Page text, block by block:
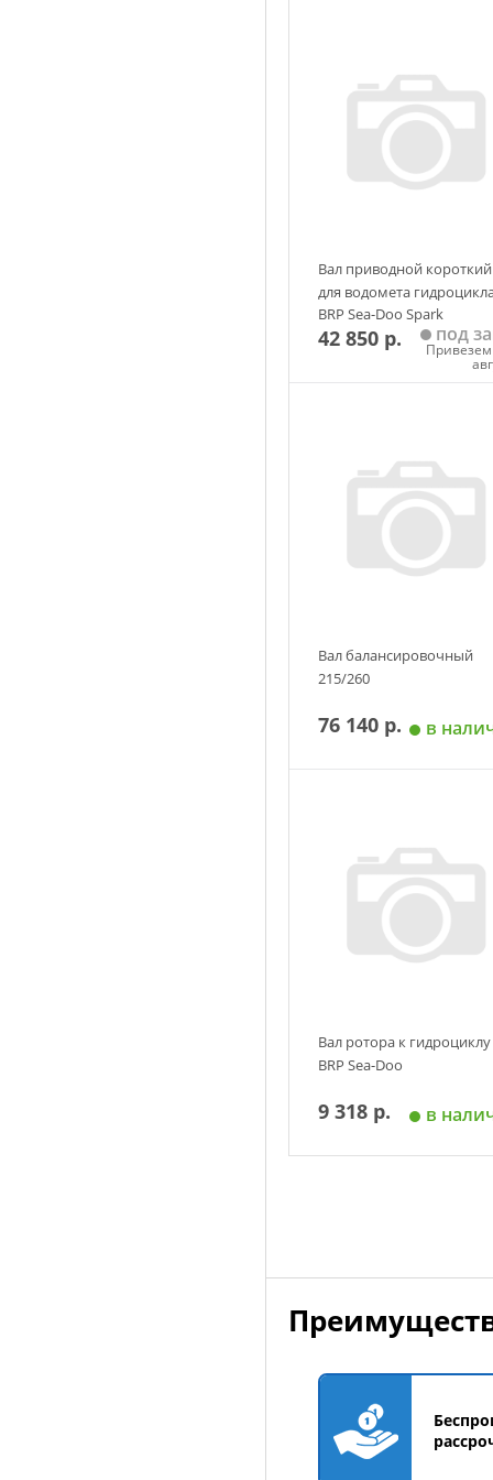
Вал приводной короткий
для водомета
BRP Sea-Doo Spark
42 850 р. под
Привезем
Вал балансировочный
215/260
76 140 р. в
Вал ротора к гидроциклу
BRP Sea-Doo
9 318 р. в